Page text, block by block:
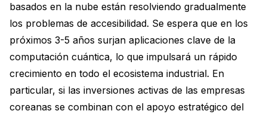
basados en la nube están resolviendo gradualmente
los problemas de accesibilidad. Se espera que en los
próximos 3-5 años surjan aplicaciones clave de la
computación cuántica, lo que impulsará un rápido
crecimiento en todo el ecosistema industrial. En
particular, si las inversiones activas de las empresas
coreanas se combinan con el apoyo estratégico del